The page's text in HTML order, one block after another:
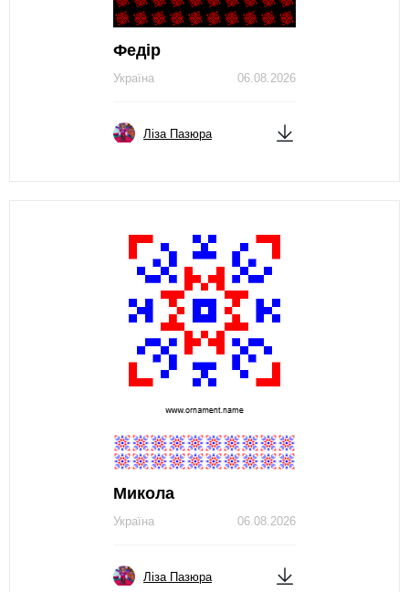
Федір
06.08.2026
Україна
Ліза Пазюра
Микола
06.08.2026
Україна
Ліза Пазюра